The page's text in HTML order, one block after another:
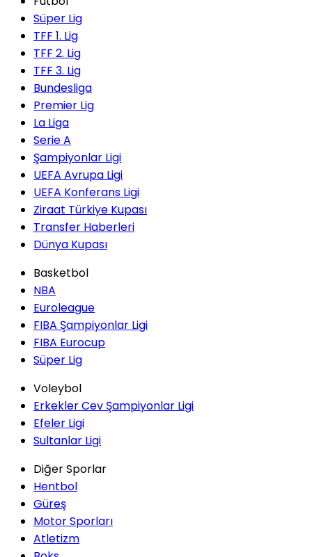
Süper Lig
TFF 1. Lig
TFF 2. Lig
TFF 3. Lig
Bundesliga
Premier Lig
La Liga
Serie A
Şampiyonlar Ligi
UEFA Avrupa Ligi
UEFA Konferans Ligi
Ziraat Türkiye Kupası
Transfer Haberleri
Dünya Kupası
Basketbol
NBA
Euroleague
FIBA Şampiyonlar Ligi
FIBA Eurocup
Süper Lig
Voleybol
Erkekler Cev Şampiyonlar Ligi
Efeler Ligi
Sultanlar Ligi
Diğer Sporlar
Hentbol
Güreş
Motor Sporları
Atletizm